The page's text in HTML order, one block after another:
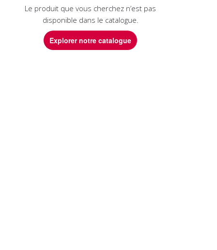
Le produit que vous cherchez n’est pas
disponible dans le catalogue.
Explorer notre catalogue